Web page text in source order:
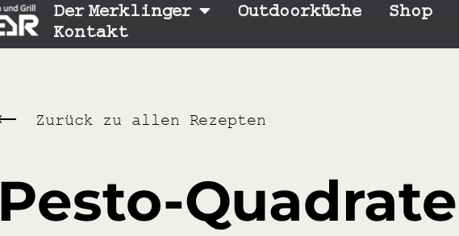
Der Merklinger Outdoorküche Shop
Kontakt
Zurück zu allen Rezepten
Pesto-Quadrate